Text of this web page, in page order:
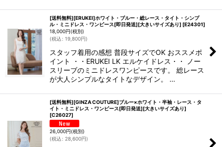
[送料無料][ERUKEI]ホワイト・ブルー・総レース・タイト・シンプ
ル・ミニドレス・ワンピース[即日発送][大きいサイズあり] [E24301]
18,000円(税別)
(税込 : 19,800円)
スタッフ着用の感想 普段サイズでOK おススメポ
イント ・・ERUKEI LK エルケイドレス・・ ノー
スリーブのミニドレスワンピースです。 総レース
が大人シンプルなタイトなデザイン。 …
[送料無料][GINZA COUTURE]ブルー×ホワイト・半袖・レース・タ
イト・ミニドレス・ワンピース[即日発送][大きいサイズあり]
[C26027]
26,000円(税別)
(税込 : 28,600円)